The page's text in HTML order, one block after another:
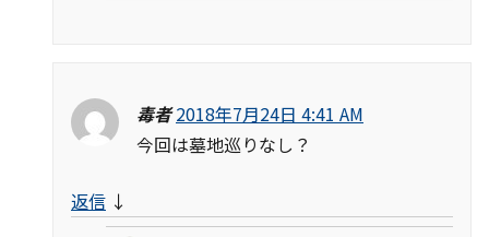
毒者 2018年7月24日 4:41 AM
今回は墓地巡りなし？
返信 ↓